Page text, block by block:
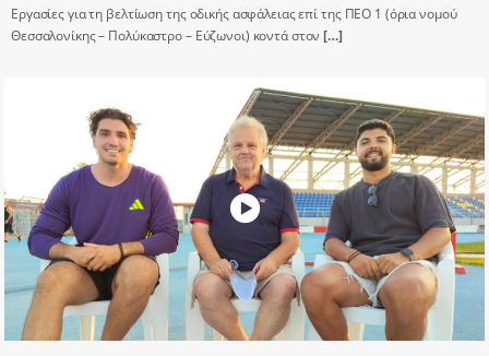
Εργασίες για τη βελτίωση της οδικής ασφάλειας επί της ΠΕΟ 1 (όρια νομού
Θεσσαλονίκης – Πολύκαστρο – Εύζωνοι) κοντά στον […]